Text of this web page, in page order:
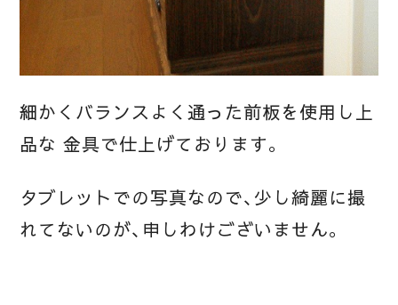
細かくバランスよく通った前板を使用し上
品な 金具で仕上げております。
タブレットでの写真なので、少し綺麗に撮
れてないのが、申しわけございません。